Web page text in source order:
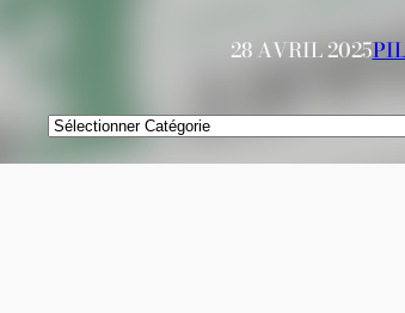
28 AVRIL 2025
Catégories